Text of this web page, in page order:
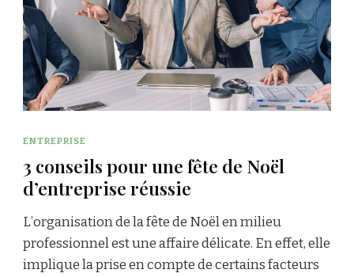
ENTREPRISE
3 conseils pour une fête de Noël
d’entreprise réussie
L’organisation de la fête de Noël en milieu
professionnel est une affaire délicate. En effet, elle
implique la prise en compte de certains facteurs